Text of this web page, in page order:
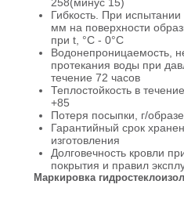
Гибкость. При
мм на поверхности
при t, °С - 0°С
Водонепроницаемость,
протекания воды при
течение 72 часов
Теплостойкость в
+85
Потеря посыпки, г/
Гарантийный срок
изготовления
Долговечность кровли
покрытия и правил
Маркировка